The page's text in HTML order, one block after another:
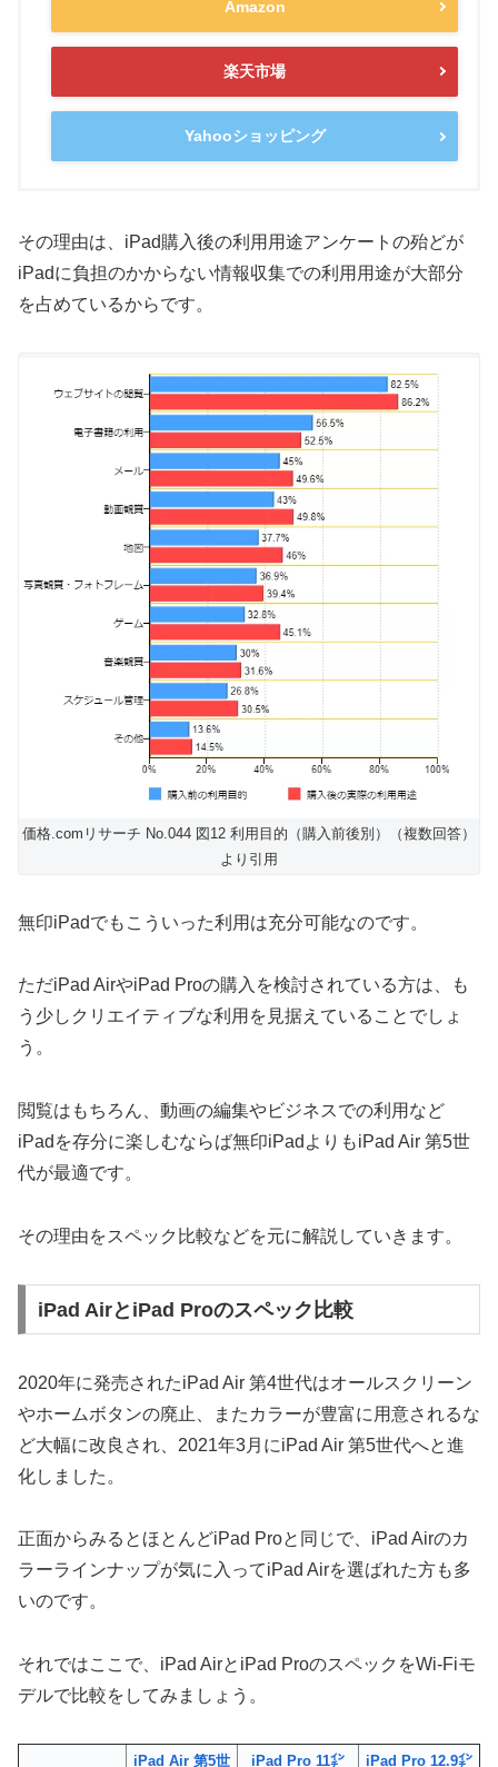
Amazon
楽天市場
Yahooショッピング
その理由は、iPad購入後の利用用途アンケートの殆どが
iPadに負担のかからない情報収集での利用用途が大部分
を占めているからです。
価格.comリサーチ No.044 図12 利用目的（購入前後別）（複数回答）
より引用
無印iPadでもこういった利用は充分可能なのです。
ただiPad AirやiPad Proの購入を検討されている方は、も
う少しクリエイティブな利用を見据えていることでしょ
う。
閲覧はもちろん、動画の編集やビジネスでの利用など
iPadを存分に楽しむならば無印iPadよりもiPad Air 第5世
代が最適です。
その理由をスペック比較などを元に解説していきます。
iPad AirとiPad Proのスペック比較
2020年に発売されたiPad Air 第4世代はオールスクリーン
やホームボタンの廃止、またカラーが豊富に用意されるな
ど大幅に改良され、2021年3月にiPad Air 第5世代へと進
化しました。
正面からみるとほとんどiPad Proと同じで、iPad Airのカ
ラーラインナップが気に入ってiPad Airを選ばれた方も多
いのです。
それではここで、iPad AirとiPad ProのスペックをWi-Fiモ
デルで比較をしてみましょう。
iPad Air 第5世
iPad Pro 11㌅
iPad Pro 12.9㌅